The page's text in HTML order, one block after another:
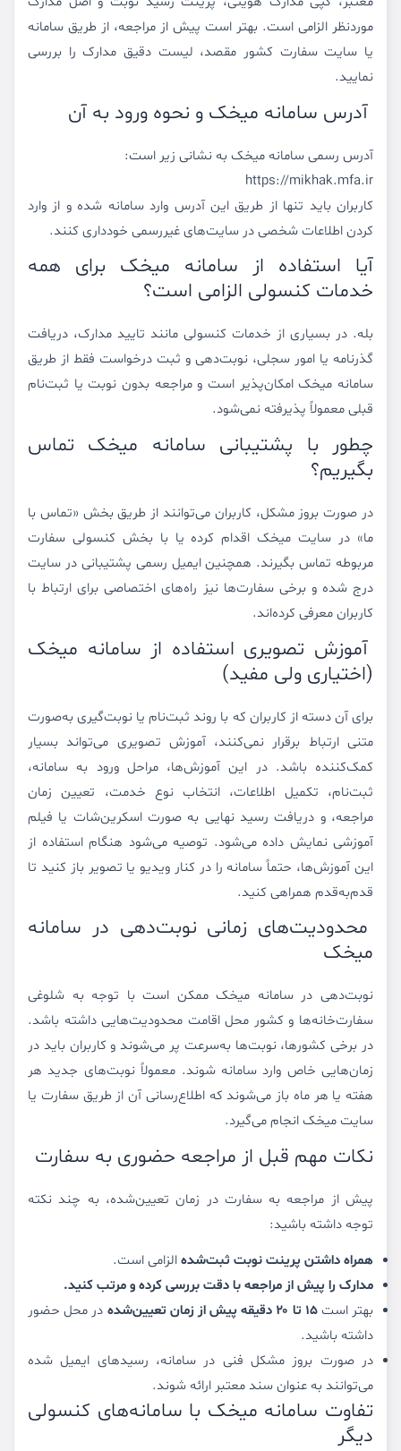
موردنظر الزامی است. بهتر است پیش از مراجعه، از طریق سامانه
یا سایت سفارت کشور مقصد، لیست دقیق مدارک را بررسی
نمایید.
آدرس سامانه میخک و نحوه ورود به آن
آدرس رسمی سامانه میخک به نشانی زیر است:
https://mikhak.mfa.ir
کاربران باید تنها از طریق این آدرس وارد سامانه شده و از وارد
کردن اطلاعات شخصی در سایت‌های غیررسمی خودداری کنند.
آیا استفاده از سامانه میخک برای همه
خدمات کنسولی الزامی است؟
بله. در بسیاری از خدمات کنسولی مانند تایید مدارک، دریافت
گذرنامه یا امور سجلی، نوبت‌دهی و ثبت درخواست فقط از طریق
سامانه میخک امکان‌پذیر است و مراجعه بدون نوبت یا ثبت‌نام
قبلی معمولاً پذیرفته نمی‌شود.
چطور با پشتیبانی سامانه میخک تماس
بگیریم؟
در صورت بروز مشکل، کاربران می‌توانند از طریق بخش «تماس با
ما» در سایت میخک اقدام کرده یا با بخش کنسولی سفارت
مربوطه تماس بگیرند. همچنین ایمیل رسمی پشتیبانی در سایت
درج شده و برخی سفارت‌ها نیز راه‌های اختصاصی برای ارتباط با
کاربران معرفی کرده‌اند.
آموزش تصویری استفاده از سامانه میخک
(اختیاری ولی مفید)
برای آن دسته از کاربران که با روند ثبت‌نام یا نوبت‌گیری به‌صورت
متنی ارتباط برقرار نمی‌کنند، آموزش تصویری می‌تواند بسیار
کمک‌کننده باشد. در این آموزش‌ها، مراحل ورود به سامانه،
ثبت‌نام، تکمیل اطلاعات، انتخاب نوع خدمت، تعیین زمان
مراجعه، و دریافت رسید نهایی به صورت اسکرین‌شات یا فیلم
آموزشی نمایش داده می‌شود. توصیه می‌شود هنگام استفاده از
این آموزش‌ها، حتماً سامانه را در کنار ویدیو یا تصویر باز کنید تا
قدم‌به‌قدم همراهی کنید.
محدودیت‌های زمانی نوبت‌دهی در سامانه
میخک
نوبت‌دهی در سامانه میخک ممکن است با توجه به شلوغی
سفارت‌خانه‌ها و کشور محل اقامت محدودیت‌هایی داشته باشد.
در برخی کشورها، نوبت‌ها به‌سرعت پر می‌شوند و کاربران باید در
زمان‌هایی خاص وارد سامانه شوند. معمولاً نوبت‌های جدید هر
هفته یا هر ماه باز می‌شوند که اطلاع‌رسانی آن از طریق سفارت یا
سایت میخک انجام می‌گیرد.
نکات مهم قبل از مراجعه حضوری به سفارت
پیش از مراجعه به سفارت در زمان تعیین‌شده، به چند نکته
توجه داشته باشید:
همراه داشتن پرینت نوبت ثبت‌شدهالزامی است.
مدارک را پیش از مراجعه با دقت بررسی کرده و مرتب کنید.
بهتر است۱۵ تا ۲۰ دقیقه پیش از زمان تعیین‌شده
در محل حضور
داشته باشید.
در صورت بروز مشکل فنی در سامانه، رسیدهای ایمیل شده
می‌توانند به عنوان سند معتبر ارائه شوند.
تفاوت سامانه میخک با سامانه‌های کنسولی
دیگر